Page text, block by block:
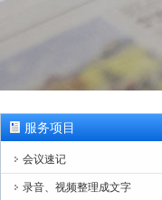
服务项目
会议速记
录音、视频整理成文字